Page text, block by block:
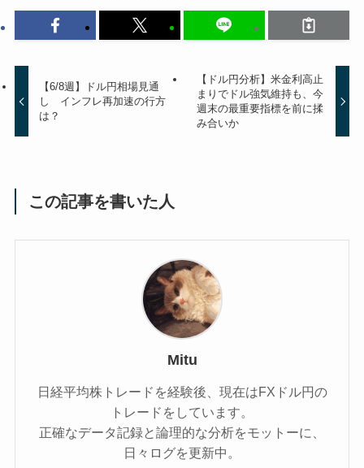
【6/8週】ドル円相場見通
し インフレ再加速の行方
は？
【ドル円分析】米金利高止
まりでドル強気維持も、今
週末の最重要指標を前に揉
み合いか
この記事を書いた人
Mitu
日経平均株トレードを経験後、現在はFXドル円の
トレードをしています。
正確なデータ記録と論理的な分析をモットーに、
日々ログを更新中。